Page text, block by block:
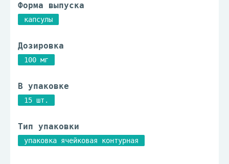
Форма выпуска
капсулы
Дозировка
100 мг
В упаковке
15 шт.
Тип упаковки
упаковка ячейковая контурная